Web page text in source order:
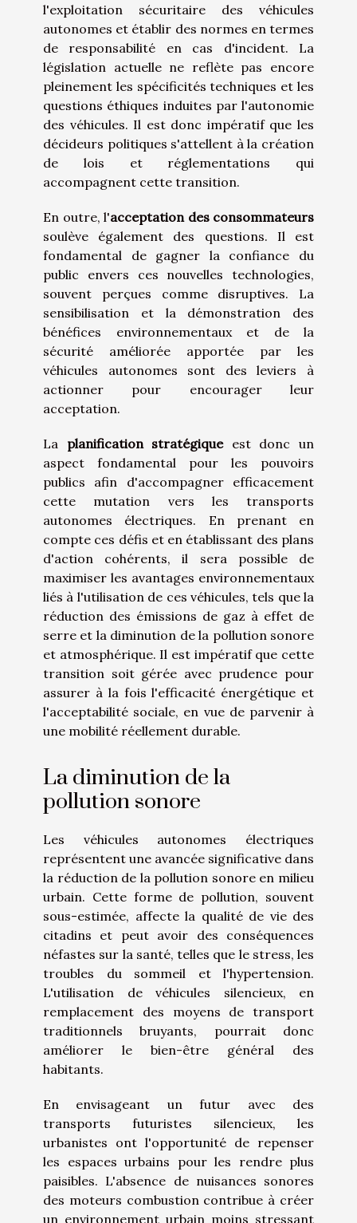
l'exploitation sécuritaire des véhicules
autonomes et établir des normes en termes
de responsabilité en cas d'incident. La
législation actuelle ne reflète pas encore
pleinement les spécificités techniques et les
questions éthiques induites par l'autonomie
des véhicules. Il est donc impératif que les
décideurs politiques s'attellent à la création
de lois et réglementations qui
accompagnent cette transition.
En outre, l'acceptation des consommateurs
soulève également des questions. Il est
fondamental de gagner la confiance du
public envers ces nouvelles technologies,
souvent perçues comme disruptives. La
sensibilisation et la démonstration des
bénéfices environnementaux et de la
sécurité améliorée apportée par les
véhicules autonomes sont des leviers à
actionner pour encourager leur
acceptation.
La planification stratégiqueest donc un
aspect fondamental pour les pouvoirs
publics afin d'accompagner efficacement
cette mutation vers les transports
autonomes électriques. En prenant en
compte ces défis et en établissant des plans
d'action cohérents, il sera possible de
maximiser les avantages environnementaux
liés à l'utilisation de ces véhicules, tels que la
réduction des émissions de gaz à effet de
serre et la diminution de la pollution sonore
et atmosphérique. Il est impératif que cette
transition soit gérée avec prudence pour
assurer à la fois l'efficacité énergétique et
l'acceptabilité sociale, en vue de parvenir à
une mobilité réellement durable.
La diminution de la
pollution sonore
Les véhicules autonomes électriques
représentent une avancée significative dans
la réduction de la pollution sonore en milieu
urbain. Cette forme de pollution, souvent
sous-estimée, affecte la qualité de vie des
citadins et peut avoir des conséquences
néfastes sur la santé, telles que le stress, les
troubles du sommeil et l'hypertension.
L'utilisation de véhicules silencieux, en
remplacement des moyens de transport
traditionnels bruyants, pourrait donc
améliorer le bien-être général des
habitants.
En envisageant un futur avec des
transports futuristes silencieux, les
urbanistes ont l'opportunité de repenser
les espaces urbains pour les rendre plus
paisibles. L'absence de nuisances sonores
des moteurs combustion contribue à créer
un environnement urbain moins stressant